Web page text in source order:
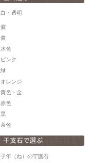
白・透明
紫
青
水色
ピンク
緑
オレンジ
黄色・金
赤色
黒
茶色
子年（ね）の守護石